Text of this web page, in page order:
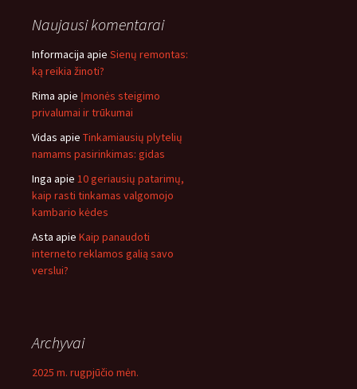
Naujausi komentarai
Informacija apie Sienų remontas:
ką reikia žinoti?
Rima apie Įmonės steigimo
privalumai ir trūkumai
Vidas apie Tinkamiausių plytelių
namams pasirinkimas: gidas
Inga apie 10 geriausių patarimų,
kaip rasti tinkamas valgomojo
kambario kėdes
Asta apie Kaip panaudoti
interneto reklamos galią savo
verslui?
Archyvai
2025 m. rugpjūčio mėn.